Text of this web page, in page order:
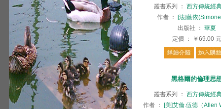
叢書系列 ： 西方傳統經
作者 ：
[法]薇依
出版社
： 華夏
定價 ： ￥69.00 元
黑格爾的倫理思
叢書系列 ： 西方傳統經
作者 ：
[美]艾倫.伍德（Allen